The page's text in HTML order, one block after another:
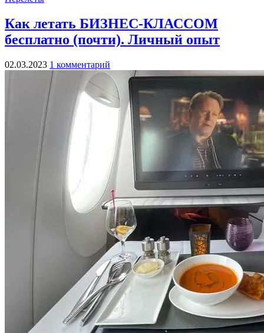
Как летать БИЗНЕС-КЛАССОМ
бесплатно (почти). Личный опыт
02.03.2023 1 комментарий